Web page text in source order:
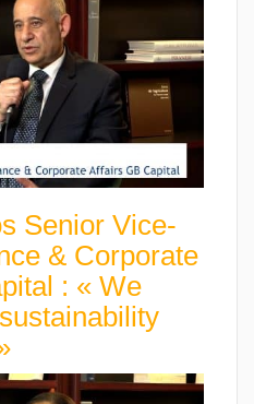
Senior Vice-
& Corporate
: « We